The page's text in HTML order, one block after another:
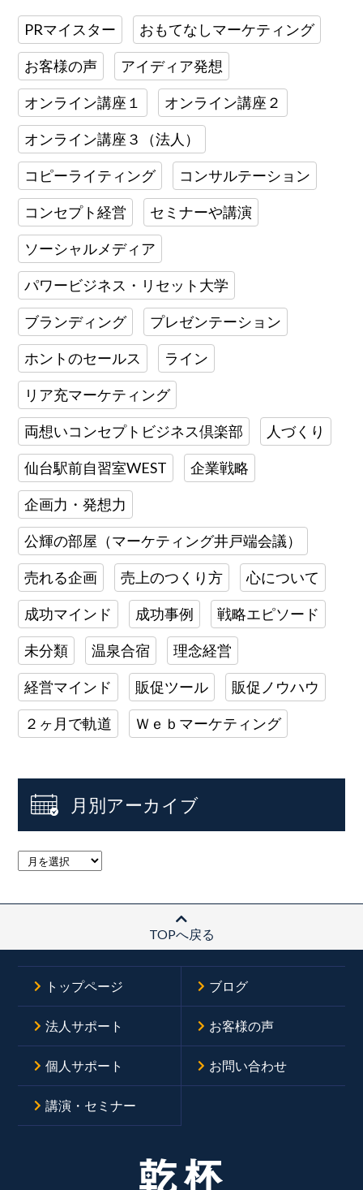
PRマイスター おもてなしマーケティング
お客様の声 アイディア発想
オンライン講座１ オンライン講座２
オンライン講座３（法人）
コピーライティング コンサルテーション
コンセプト経営 セミナーや講演
ソーシャルメディア
パワービジネス・リセット大学
ブランディング プレゼンテーション
ホントのセールス ライン
リア充マーケティング
両想いコンセプトビジネス倶楽部 人づくり
仙台駅前自習室WEST 企業戦略
企画力・発想力
公輝の部屋（マーケティング井戸端会議）
売れる企画 売上のつくり方 心について
成功マインド 成功事例 戦略エピソード
未分類 温泉合宿 理念経営
経営マインド 販促ツール 販促ノウハウ
２ヶ月で軌道 Ｗｅｂマーケティング
月別アーカイブ
TOPへ戻る
トップページ
法人サポート
個人サポート
講演・セミナー
ブログ
お客様の声
お問い合わせ